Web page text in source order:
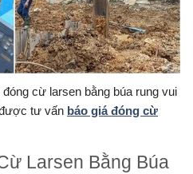
cừ larsen bằng búa rung vui
tư vấn báo giá đóng cừ
Larsen Bằng Búa